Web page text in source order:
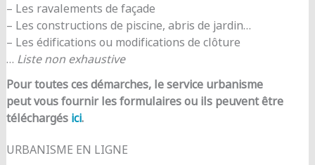
– Les ravalements de façade
– Les constructions de piscine, abris de jardin…
– Les édifications ou modifications de clôture
… Liste non exhaustive
Pour toutes ces démarches, le service urbanisme
peut vous fournir les formulaires ou ils peuvent être
téléchargés ici.
URBANISME EN LIGNE